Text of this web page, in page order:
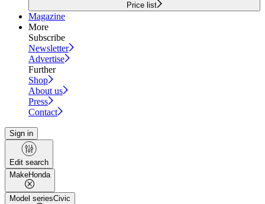
Price list
Magazine
More
Subscribe
Newsletter
Advertise
Further
Shop
About us
Press
Contact
Sign in
Edit search
MakeHonda
Model seriesCivic